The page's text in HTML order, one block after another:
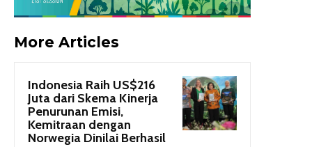
More Articles
Indonesia Raih US$216
Juta dari Skema Kinerja
Penurunan Emisi,
Kemitraan dengan
Norwegia Dinilai Berhasil